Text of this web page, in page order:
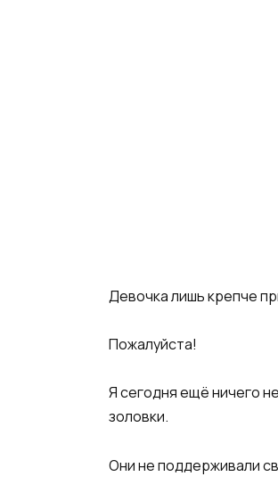
Девочка лишь крепче
Пожалуйста!
Я сегодня ещё ничего
золовки.
Они не поддерживали